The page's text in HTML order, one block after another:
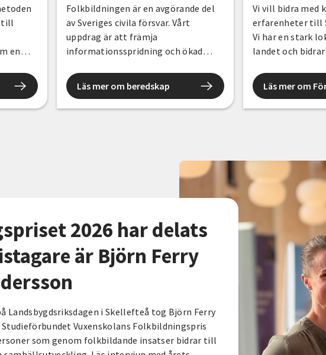
till
en
Folkbildningen är en avgörande del
av Sveriges civila försvar. Vårt
uppdrag är att främja
informationsspridning och ökad
förebyggande och tryggande
tillsammans med lokala
samhällsaktörer skapas starka
Läs mer om beredskap
Vi vill bidra med
erfarenheter till
Vi har en stark
landet och
föreningar kan
driva
Läs mer om
2026 har delats
är Björn Ferry
Landsbygdsriksdagen i Skellefteå tog Björn Ferry
Vuxenskolans Folkbildningspris
som genom folkbildande insatser bidrar till